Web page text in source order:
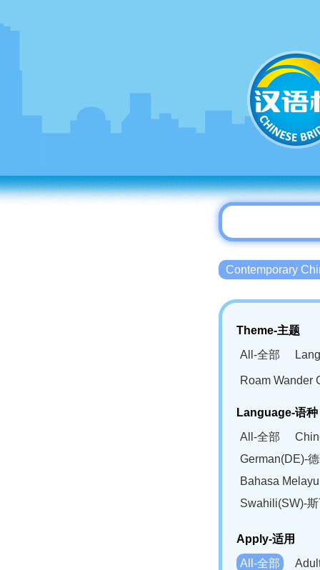
Contemporary
Theme-主题
All-全部
Roam Wander
Language-语种
All-全部
German(DE)-
Bahasa
Swahili(SW)-
Apply-适用
All-全部